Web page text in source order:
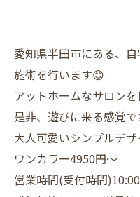
愛知県半田市にある、
施術を行います😊
アットホームなサロン
是非、遊びに来る感覚
大人可愛いシンプルデ
ワンカラー4950円〜
営業時間(受付時間